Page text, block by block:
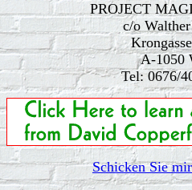
PROJECT
c/o
A-1050
Tel: 0676/
Schicken Sie